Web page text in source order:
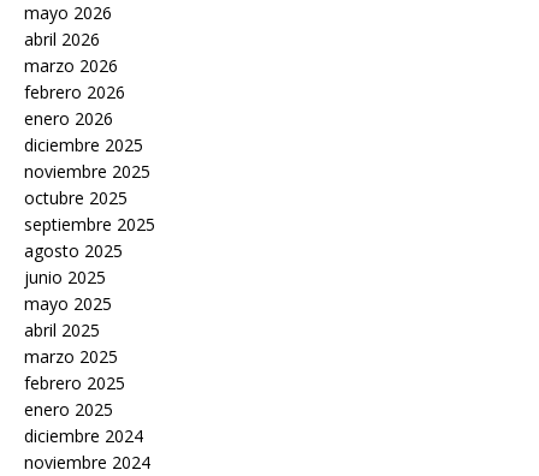
mayo 2026
abril 2026
marzo 2026
febrero 2026
enero 2026
diciembre 2025
noviembre 2025
octubre 2025
septiembre 2025
agosto 2025
junio 2025
mayo 2025
abril 2025
marzo 2025
febrero 2025
enero 2025
diciembre 2024
noviembre 2024